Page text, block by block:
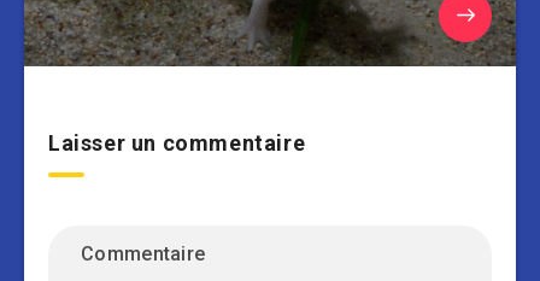
Laisser un commentaire